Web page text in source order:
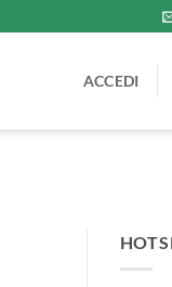
ACCEDI